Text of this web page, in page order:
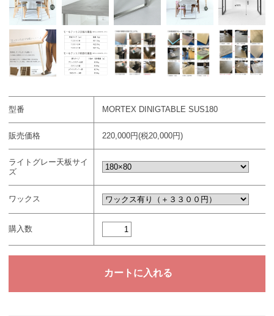
型番 MORTEX DINIGTABLE SUS180
販売価格 220,000円(税20,000円)
ライトグレー天板サイ
ズ
ワックス
購入数